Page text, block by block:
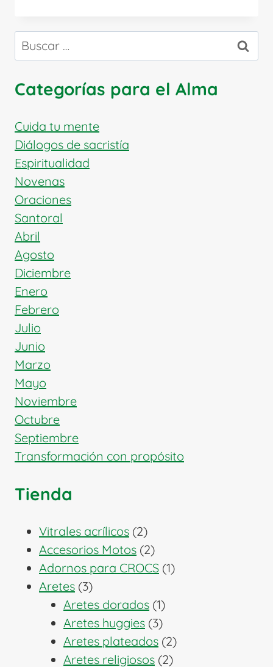
PAPA
MÁRTIR:
DE
FE
HASTA
LA
MUERTE
Buscar:
Categorías para el Alma
Cuida tu mente
Diálogos de sacristía
Espiritualidad
Novenas
Oraciones
Santoral
Abril
Agosto
Diciembre
Enero
Febrero
Julio
Junio
Marzo
Mayo
Noviembre
Octubre
Septiembre
Transformación con propósito
Tienda
Vitrales acrílicos 22
productos
Accesorios Motos 22
productos
Adornos para CROCS 11
Aretes 33
productos
Aretes dorados 11
producto
Aretes huggies 33
productos
Aretes plateados 22
productos
Aretes religiosos 22